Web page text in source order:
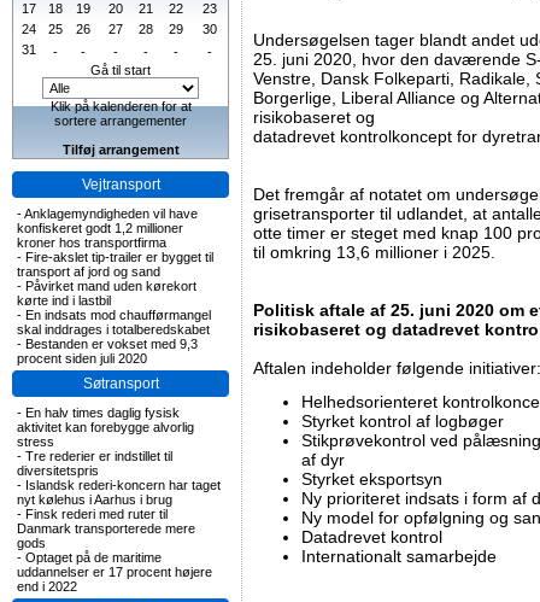
17
18 19 20 21 22
23
24
25 26 27 28 29
30
31
- - - - -
-
Gå til start
Klik på kalenderen for at
sortere arrangementer
Tilføj arrangement
Vejtransport
-Anklagemyndigheden vil have
konfiskeret godt 1,2 millioner
kroner hos transportfirma
- Fire-akslet tip-trailer er bygget til
transport af jord og sand
- Påvirket mand uden kørekort
kørte ind i lastbil
- En indsats mod chaufførmangel
skal inddrages i totalberedskabet
- Bestanden er vokset med 9,3
procent siden juli 2020
Søtransport
- En halv times daglig fysisk
aktivitet kan forebygge alvorlig
stress
- Tre rederier er indstillet til
diversitetspris
- Islandsk rederi-koncern har taget
nyt kølehus i Aarhus i brug
- Finsk rederi med ruter til
Danmark transporterede mere
gods
- Optaget på de maritime
uddannelser er 17 procent højere
end i 2022
Undersøgelsen tager blandt andet
25. juni 2020, hvor den daværende
Venstre, Dansk Folkeparti, Radikale,
Borgerlige, Liberal Alliance og
risikobaseret og
datadrevet kontrolkoncept for
Det fremgår af notatet om
grisetransporter til udlandet, at
otte timer er steget med knap 100
til omkring 13,6 millioner i 2025.
Politisk aftale af 25. juni 2020 om
risikobaseret og datadrevet
Aftalen indeholder følgende initiativer:
Helhedsorienteret
Styrket kontrol af logbøger
Stikprøvekontrol ved
af dyr
Styrket eksportsyn
Ny prioriteret indsats i form af
Ny model for opfølgning og
Datadrevet kontrol
Internationalt samarbejde